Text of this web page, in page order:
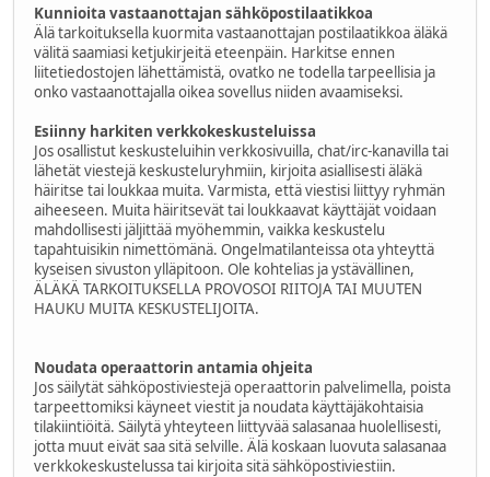
Kunnioita vastaanottajan sähköpostilaatikkoa
Älä tarkoituksella kuormita vastaanottajan postilaatikkoa äläkä
välitä saamiasi ketjukirjeitä eteenpäin. Harkitse ennen
liitetiedostojen lähettämistä, ovatko ne todella tarpeellisia ja
onko vastaanottajalla oikea sovellus niiden avaamiseksi.
Esiinny harkiten verkkokeskusteluissa
Jos osallistut keskusteluihin verkkosivuilla, chat/irc-kanavilla tai
lähetät viestejä keskusteluryhmiin, kirjoita asiallisesti äläkä
häiritse tai loukkaa muita. Varmista, että viestisi liittyy ryhmän
aiheeseen. Muita häiritsevät tai loukkaavat käyttäjät voidaan
mahdollisesti jäljittää myöhemmin, vaikka keskustelu
tapahtuisikin nimettömänä. Ongelmatilanteissa ota yhteyttä
kyseisen sivuston ylläpitoon. Ole kohtelias ja ystävällinen,
ÄLÄKÄ TARKOITUKSELLA PROVOSOI RIITOJA TAI MUUTEN
HAUKU MUITA KESKUSTELIJOITA.
Noudata operaattorin antamia ohjeita
Jos säilytät sähköpostiviestejä operaattorin palvelimella, poista
tarpeettomiksi käyneet viestit ja noudata käyttäjäkohtaisia
tilakiintiöitä. Säilytä yhteyteen liittyvää salasanaa huolellisesti,
jotta muut eivät saa sitä selville. Älä koskaan luovuta salasanaa
verkkokeskustelussa tai kirjoita sitä sähköpostiviestiin.